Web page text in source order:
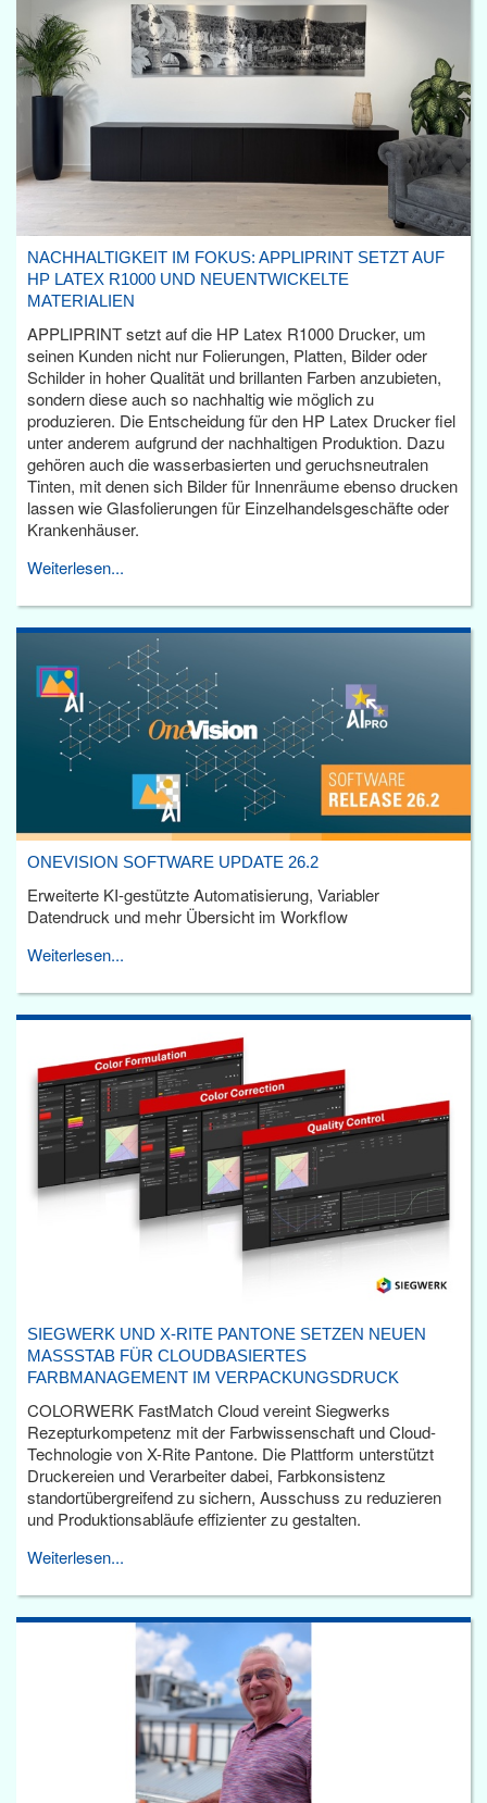
NACHHALTIGKEIT IM FOKUS: APPLIPRINT SETZT AUF
HP LATEX R1000 UND NEUENTWICKELTE
MATERIALIEN
APPLIPRINT setzt auf die HP Latex R1000 Drucker, um
seinen Kunden nicht nur Folierungen, Platten, Bilder oder
Schilder in hoher Qualität und brillanten Farben anzubieten,
sondern diese auch so nachhaltig wie möglich zu
produzieren. Die Entscheidung für den HP Latex Drucker fiel
unter anderem aufgrund der nachhaltigen Produktion. Dazu
gehören auch die wasserbasierten und geruchsneutralen
Tinten, mit denen sich Bilder für Innenräume ebenso drucken
lassen wie Glasfolierungen für Einzelhandelsgeschäfte oder
Krankenhäuser.
Weiterlesen...
ONEVISION SOFTWARE UPDATE 26.2
Erweiterte KI-gestützte Automatisierung, Variabler
Datendruck und mehr Übersicht im Workflow
Weiterlesen...
SIEGWERK UND X-RITE PANTONE SETZEN NEUEN
MASSSTAB FÜR CLOUDBASIERTES F
ARBMANAGEMENT IM VERPACKUNGSDRUCK
COLORWERK FastMatch Cloud vereint Siegwerks
Rezepturkompetenz mit der Farbwissenschaft und Cloud-
Technologie von X-Rite Pantone. Die Plattform unterstützt
Druckereien und Verarbeiter dabei, Farbkonsistenz
standortübergreifend zu sichern, Ausschuss zu reduzieren
und Produktionsabläufe effizienter zu gestalten.
Weiterlesen...